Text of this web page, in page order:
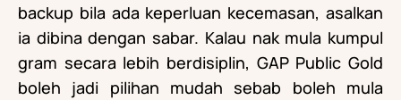
backup bila ada keperluan kecemasan, asalkan
ia dibina dengan sabar. Kalau nak mula kumpul
gram secara lebih berdisiplin, GAP Public Gold
boleh jadi pilihan mudah sebab boleh mula